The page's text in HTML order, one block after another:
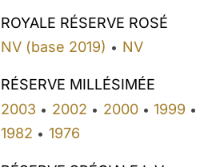
ROYALE RÉSERVE ROSÉ
NV (base 2019) • NV
RÉSERVE MILLÉSIMÉE
2003 • 2002 • 2000• 1999 •
1982 • 1976